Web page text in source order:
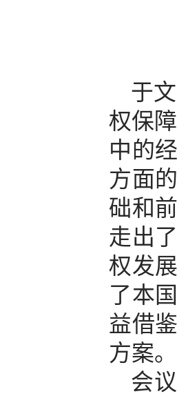
于
权保
中的
方面
础和
走出
权发
了本
益借
方案。
会